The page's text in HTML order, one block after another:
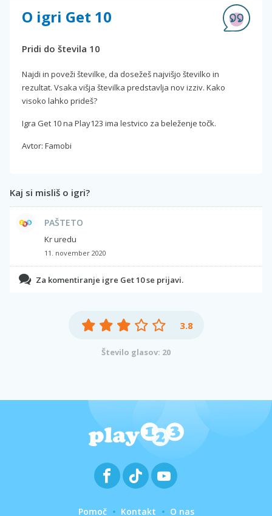
O igri Get 10
Pridi do števila 10
Najdi in poveži številke, da dosežeš najvišjo številko in
rezultat. Vsaka višja številka predstavlja nov izziv. Kako
visoko lahko prideš?
Igra Get 10 na Play123 ima lestvico za beleženje točk.
Avtor: Famobi
Kaj si misliš o igri?
PAŠTETO
Kr uredu
11. november 2020
Za komentiranje igre Get 10 se prijavi.
3.8
Število glasov: 20
Pomoč Kontakt O nas